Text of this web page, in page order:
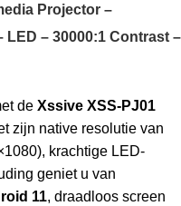
Projector –
LED – 30000:1 Contrast –
de Xssive XSS-PJ01
zijn native resolutie van
krachtige LED-
geniet u van
11, draadloos screen